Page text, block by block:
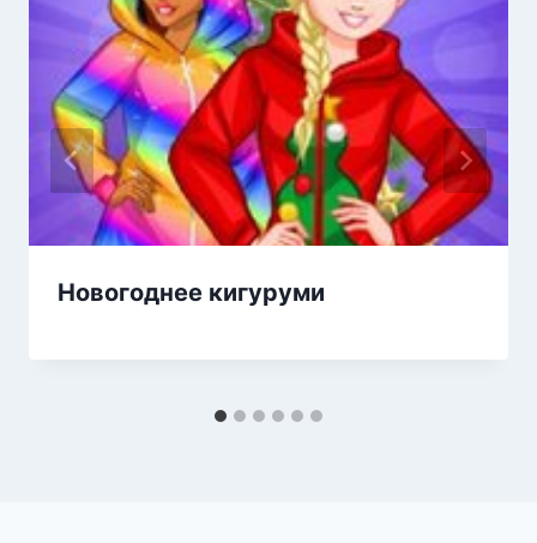
Новогоднее кигуруми